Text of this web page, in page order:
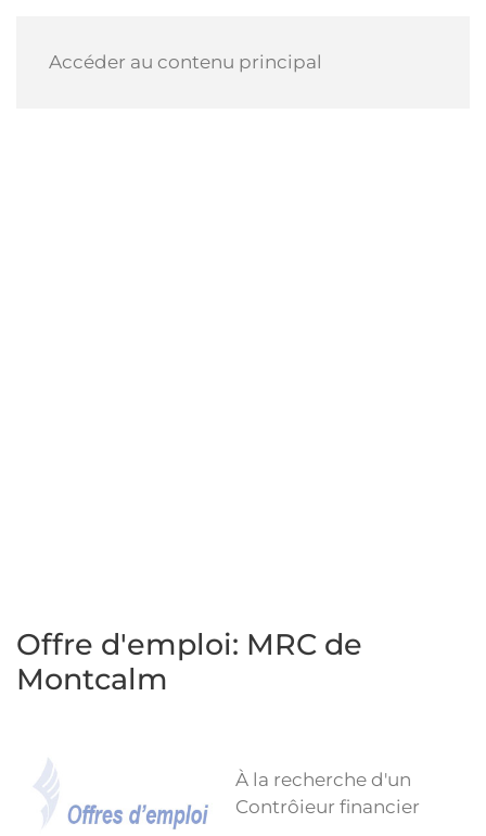
Accéder au contenu principal
Offre d'emploi: MRC de
Montcalm
À la recherche d'un
Contrôieur financier